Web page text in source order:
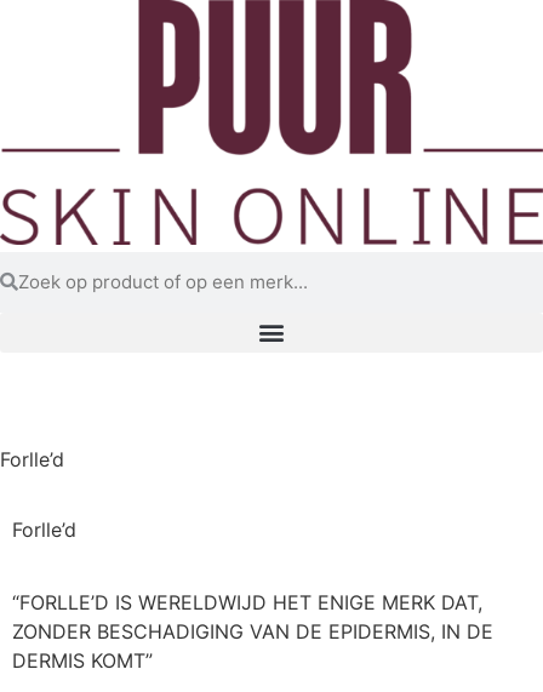
Forlle’d
Forlle’d
“FORLLE’D IS WERELDWIJD HET ENIGE MERK DAT,
ZONDER BESCHADIGING VAN DE EPIDERMIS, IN DE
DERMIS KOMT”